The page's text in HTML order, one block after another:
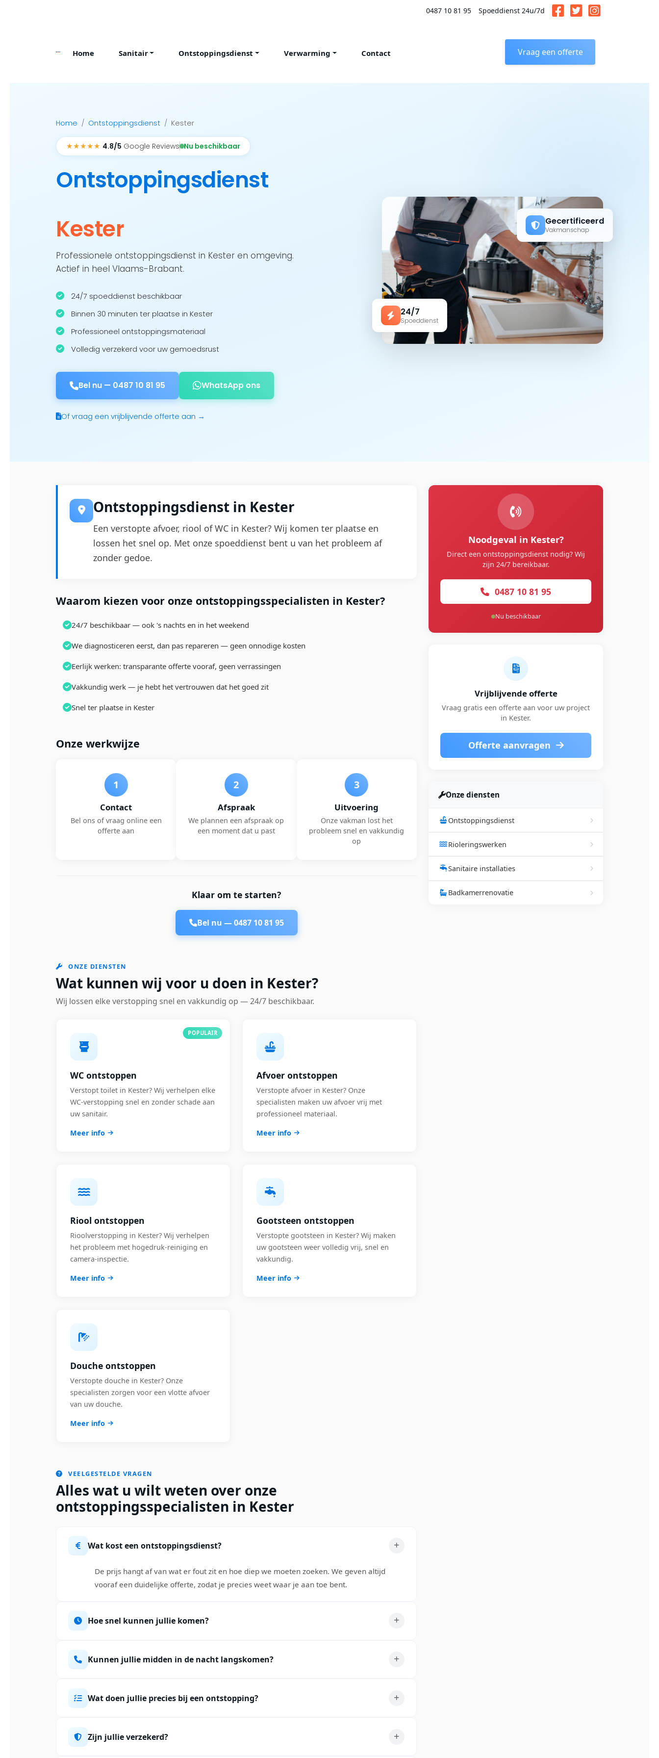
0487 10 81 95 Spoeddienst 24u/7d
Home Sanitair Ontstoppingsdienst Verwarming Contact Vraag een offerte
Home Ontstoppingsdienst Kester
★★★★★ 4.8/5 Google Reviews Nu beschikbaar
Ontstoppingsdienst
Kester
Professionele ontstoppingsdienst in Kester en omgeving.
Actief in heel Vlaams-Brabant.
24/7 spoeddienst beschikbaar
Binnen 30 minuten ter plaatse in Kester
Professioneel ontstoppingsmateriaal
Volledig verzekerd voor uw gemoedsrust
Bel nu — 0487 10 81 95 WhatsApp ons
Of vraag een vrijblijvende offerte aan →
24/7
Spoeddienst
Gecertificeerd
Vakmanschap
Ontstoppingsdienst in Kester
Een verstopte afvoer, riool of WC in Kester? Wij komen ter plaatse en
lossen het snel op. Met onze spoeddienst bent u van het probleem af
zonder gedoe.
Waarom kiezen voor onze ontstoppingsspecialisten in Kester?
24/7 beschikbaar — ook 's nachts en in het weekend
We diagnosticeren eerst, dan pas repareren — geen onnodige kosten
Eerlijk werken: transparante offerte vooraf, geen verrassingen
Vakkundig werk — je hebt het vertrouwen dat het goed zit
Snel ter plaatse in Kester
Onze werkwijze
1
Contact
Bel ons of vraag online een
offerte aan
2
Afspraak
We plannen een afspraak op
een moment dat u past
3
Uitvoering
Onze vakman lost het
probleem snel en vakkundig
op
Klaar om te starten?
Bel nu —0487 10 81 95
ONZE DIENSTEN
Wat kunnen wij voor u doen in Kester?
Wij lossen elke verstopping snel en vakkundig op — 24/7 beschikbaar.
POPULAIR
WC ontstoppen
Verstopt toilet in Kester? Wij verhelpen elke
WC-verstopping snel en zonder schade aan
uw sanitair.
Meer info
Afvoer ontstoppen
Verstopte afvoer in Kester? Onze
specialisten maken uw afvoer vrij met
professioneel materiaal.
Meer info
Riool ontstoppen
Rioolverstopping in Kester? Wij verhelpen
het probleem met hogedruk-reiniging en
camera-inspectie.
Meer info
Gootsteen ontstoppen
Verstopte gootsteen in Kester? Wij maken
uw gootsteen weer volledig vrij, snel en
vakkundig.
Meer info
Douche ontstoppen
Verstopte douche in Kester? Onze
specialisten zorgen voor een vlotte afvoer
van uw douche.
Meer info
VEELGESTELDE VRAGEN
Alles wat u wilt weten over onze
ontstoppingsspecialisten in Kester
Wat kost een ontstoppingsdienst?
De prijs hangt af van wat er fout zit en hoe diep we moeten zoeken. We geven altijd
vooraf een duidelijke offerte, zodat je precies weet waar je aan toe bent.
Hoe snel kunnen jullie komen?
Kunnen jullie midden in de nacht langskomen?
Wat doen jullie precies bij een ontstopping?
Zijn jullie verzekerd?
Noodgeval in Kester?
Direct een ontstoppingsdienst nodig? Wij
zijn 24/7 bereikbaar.
0487 10 81 95
Nu beschikbaar
Vrijblijvende offerte
Vraag gratis een offerte aan voor uw project
in Kester.
Offerte aanvragen
Onze diensten
Ontstoppingsdienst
Rioleringswerken
Sanitaire installaties
Badkamerrenovatie